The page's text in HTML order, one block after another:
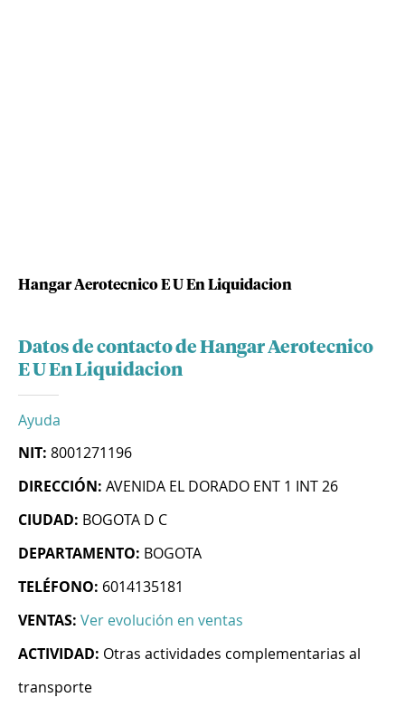
Hangar Aerotecnico E U En Liquidacion
Datos de contacto de Hangar Aerotecnico
E U En Liquidacion
Ayuda
NIT: 8001271196
DIRECCIÓN: AVENIDA EL DORADO ENT 1 INT 26
CIUDAD: BOGOTA D C
DEPARTAMENTO: BOGOTA
TELÉFONO: 6014135181
VENTAS: Ver evolución en ventas
ACTIVIDAD: Otras actividades complementarias al
transporte